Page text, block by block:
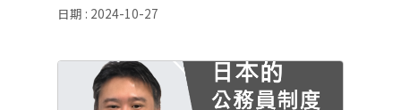
日期 : 2024-10-27